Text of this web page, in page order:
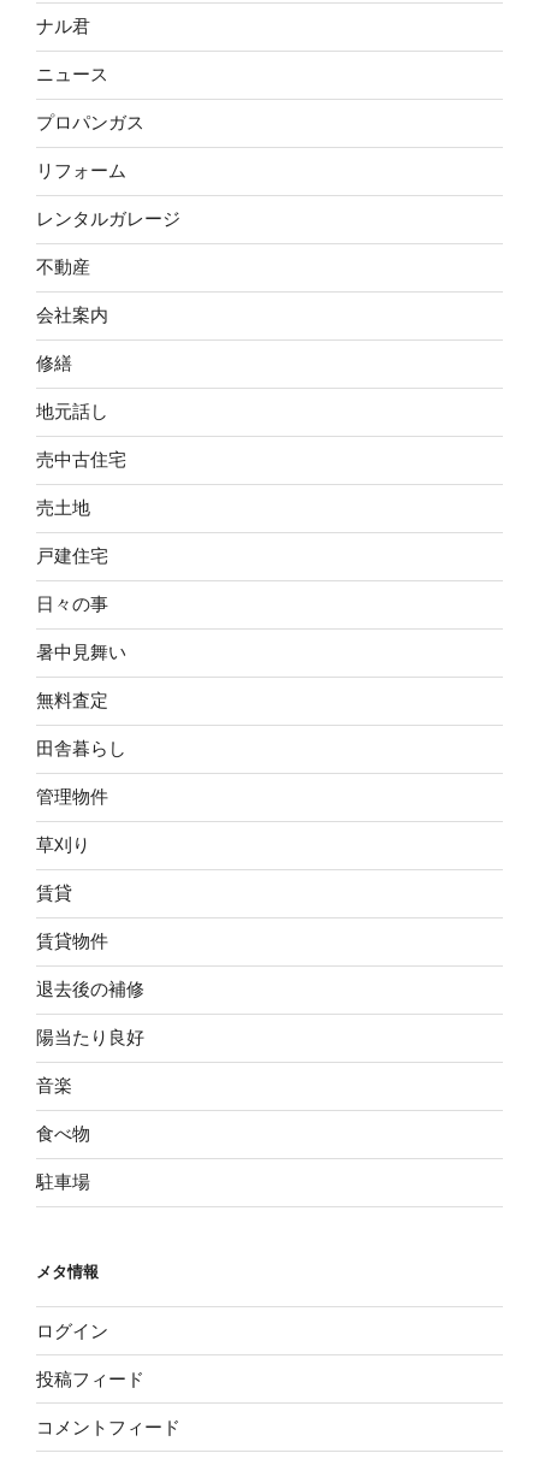
ナル君
ニュース
プロパンガス
リフォーム
レンタルガレージ
不動産
会社案内
修繕
地元話し
売中古住宅
売土地
戸建住宅
日々の事
暑中見舞い
無料査定
田舎暮らし
管理物件
草刈り
賃貸
賃貸物件
退去後の補修
陽当たり良好
音楽
食べ物
駐車場
メタ情報
ログイン
投稿フィード
コメントフィード